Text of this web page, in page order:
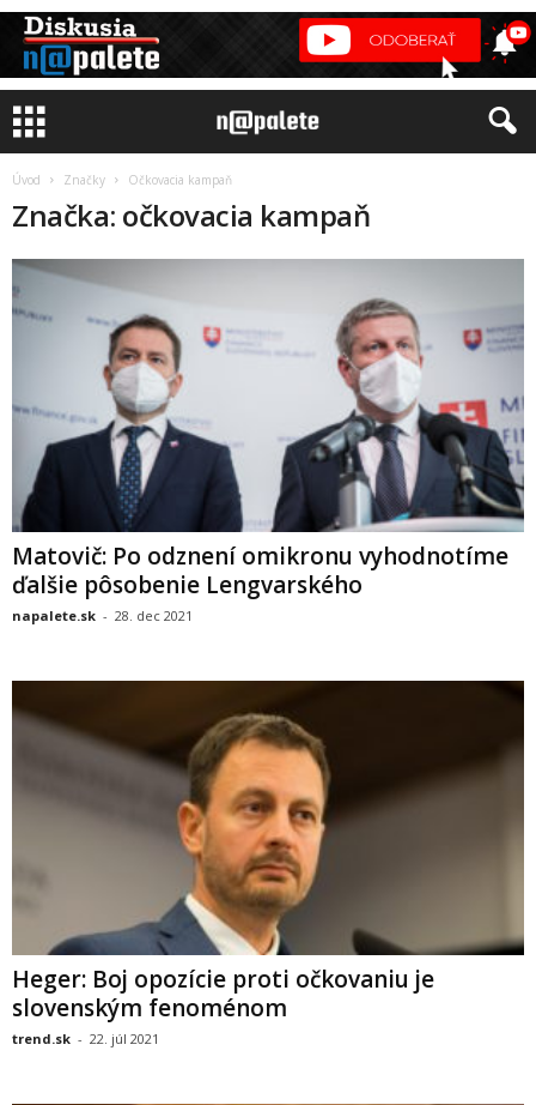
Úvod Značky Očkovacia kampaň
Značka: očkovacia kampaň
Matovič: Po odznení omikronu vyhodnotíme
ďalšie pôsobenie Lengvarského
napalete.sk - 28. dec 2021
Heger: Boj opozície proti očkovaniu je
slovenským fenoménom
trend.sk - 22. júl 2021